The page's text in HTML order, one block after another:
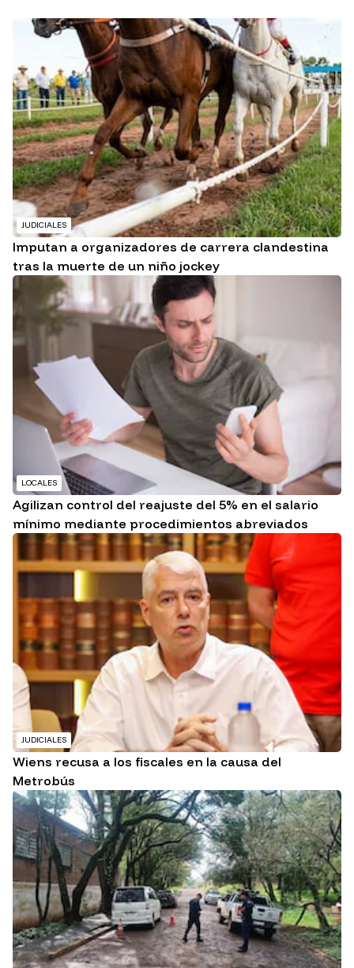
JUDICIALES
Imputan a organizadores de carrera clandestina
tras la muerte de un niño jockey
LOCALES
Agilizan control del reajuste del 5% en el salario
mínimo mediante procedimientos abreviados
JUDICIALES
Wiens recusa a los fiscales en la causa del
Metrobús